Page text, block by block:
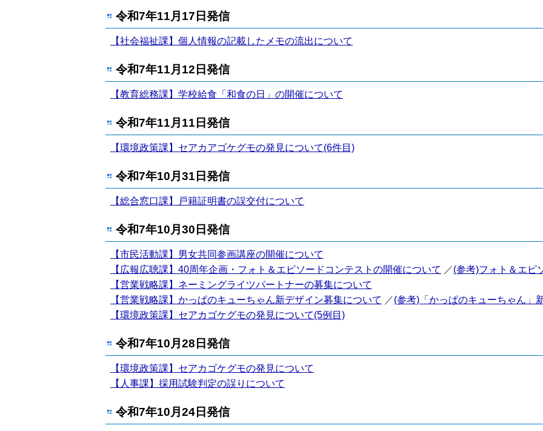
令和7年11月17日発信
【社会福祉課】個人情報の記載したメモの流出について
令和7年11月12日発信
【教育総務課】学校給食「和食の日」の開催について
令和7年11月11日発信
【環境政策課】セアカアゴケグモの発見について(6件目)
令和7年10月31日発信
【総合窓口課】戸籍証明書の誤交付について
令和7年10月30日発信
【市民活動課】男女共同参画講座の開催について
【広報広聴課】40周年企画・フォト＆エピソードコンテストの開催について ／(参考)フォト＆エピ
【営業戦略課】ネーミングライツパートナーの募集について
【営業戦略課】かっぱのキューちゃん新デザイン募集について ／(参考)「かっぱのキューちゃん」
【環境政策課】セアカゴケグモの発見について(5例目)
令和7年10月28日発信
【環境政策課】セアカゴケグモの発見について
【人事課】採用試験判定の誤りについて
令和7年10月24日発信